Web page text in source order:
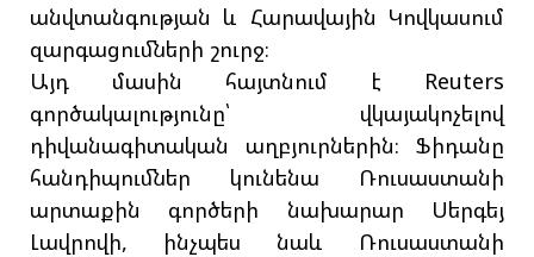
անվտանգության և Հարավային Կովկասում
զարգացումների շուրջ։
Այդ մասին հայտնում է Reuters
գործակալությունը՝ վկայակոչելով
դիվանագիտական աղբյուրներին։ Ֆիդանը
հանդիպումներ կունենա Ռուսաստանի
արտաքին գործերի նախարար Սերգեյ
Լավրովի, ինչպես նաև Ռուսաստանի